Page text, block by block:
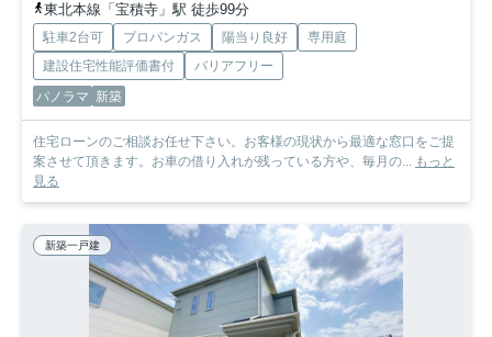
東北本線「宝積寺」駅 徒歩99分
駐車2台可 プロパンガス 陽当り良好
専用庭
建設住宅性能評価書付
バリアフリー
パノラマ 新築
住宅ローンのご相談お任せ下さい。お客様の現状から最適な窓口をご提
案させて頂きます。お車の借り入れが残っている方や、毎月の... もっと
見る
新築一戸建